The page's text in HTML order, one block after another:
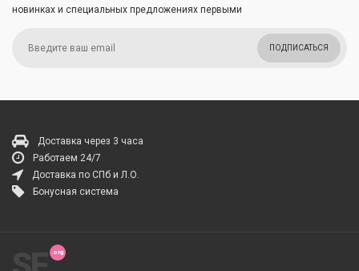
новинках и специальных предложениях первыми
ПОДПИСАТЬСЯ
Доставка через 3 часа
Работаем 24/7
Доставка по СПб и Л.О.
Бонусная система